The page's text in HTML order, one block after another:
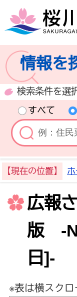
情報を
検索条件を選
すべて
【現在の位置】
広報
版 -
日]-
※表は横スクロ